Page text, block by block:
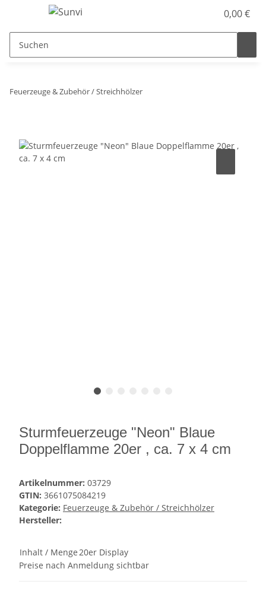
0,00 €
Feuerzeuge & Zubehör / Streichhölzer
Sturmfeuerzeuge "Neon" Blaue
Doppelflamme 20er , ca. 7 x 4 cm
Artikelnummer: 03729
GTIN: 3661075084219
Kategorie: Feuerzeuge & Zubehör / Streichhölzer
Hersteller:
Inhalt / Menge20er Display
Preise nach Anmeldung sichtbar